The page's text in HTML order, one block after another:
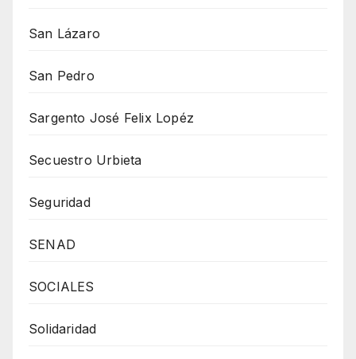
San Lázaro
San Pedro
Sargento José Felix Lopéz
Secuestro Urbieta
Seguridad
SENAD
SOCIALES
Solidaridad